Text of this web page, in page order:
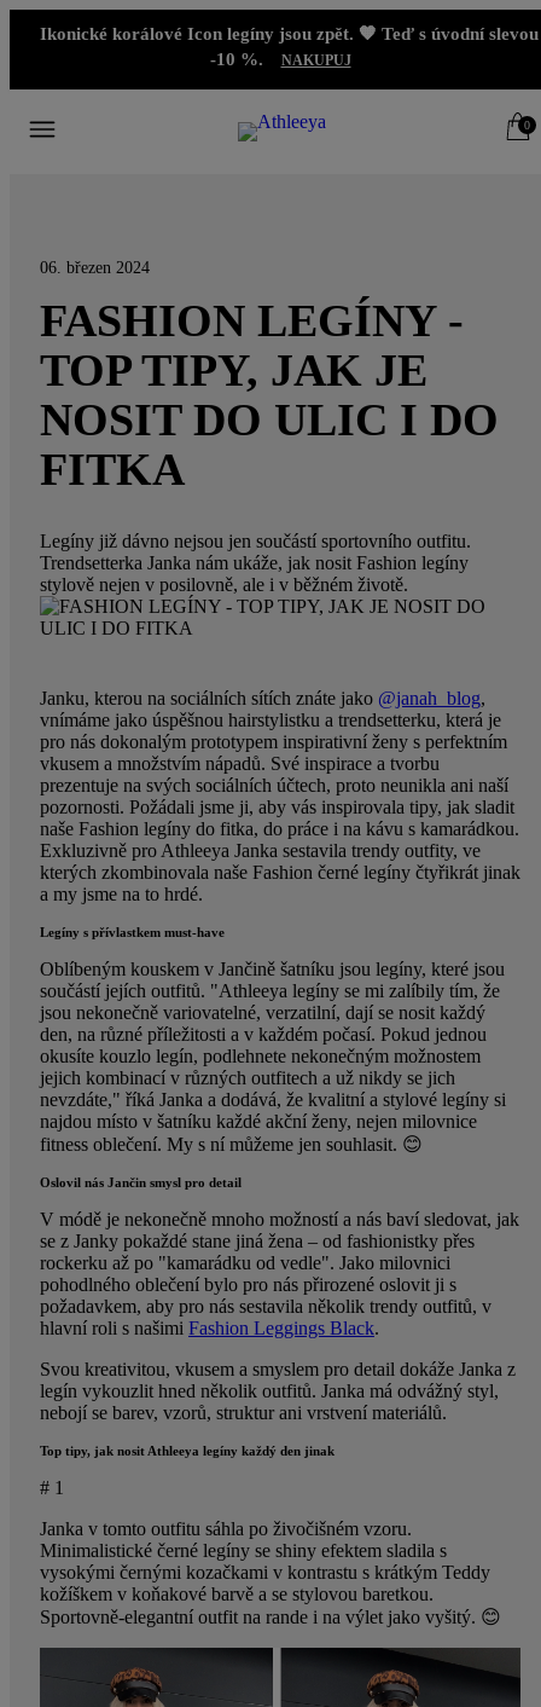
Ikonické korálové Icon legíny jsou zpět. 🧡 Teď s úvodní slevou
-10 %.
NAKUPUJ
0
06. březen 2024
FASHION LEGÍNY -
TOP TIPY, JAK JE
NOSIT DO ULIC I DO
FITKA
Legíny již dávno nejsou jen součástí sportovního outfitu.
Trendsetterka Janka nám ukáže, jak nosit Fashion legíny
stylově nejen v posilovně, ale i v běžném životě.
Janku, kterou na sociálních sítích znáte jako @janah_blog,
vnímáme jako úspěšnou hairstylistku a trendsetterku, která je
pro nás dokonalým prototypem inspirativní ženy s perfektním
vkusem a množstvím nápadů. Své inspirace a tvorbu
prezentuje na svých sociálních účtech, proto neunikla ani naší
pozornosti. Požádali jsme ji, aby vás inspirovala tipy, jak sladit
naše Fashion legíny do fitka, do práce i na kávu s kamarádkou.
Exkluzivně pro Athleeya Janka sestavila trendy outfity, ve
kterých zkombinovala naše Fashion černé legíny čtyřikrát jinak
a my jsme na to hrdé.
Legíny s přívlastkem must-have
Oblíbeným kouskem v Jančině šatníku jsou legíny, které jsou
součástí jejích outfitů. "Athleeya legíny se mi zalíbily tím, že
jsou nekonečně variovatelné, verzatilní, dají se nosit každý
den, na různé příležitosti a v každém počasí. Pokud jednou
okusíte kouzlo legín, podlehnete nekonečným možnostem
jejich kombinací v různých outfitech a už nikdy se jich
nevzdáte," říká Janka a dodává, že kvalitní a stylové legíny si
najdou místo v šatníku každé akční ženy, nejen milovnice
fitness oblečení. My s ní můžeme jen souhlasit. 😊
Oslovil nás Jančin smysl pro detail
V módě je nekonečně mnoho možností a nás baví sledovat, jak
se z Janky pokaždé stane jiná žena – od fashionistky přes
rockerku až po "kamarádku od vedle". Jako milovnici
pohodlného oblečení bylo pro nás přirozené oslovit ji s
požadavkem, aby pro nás sestavila několik trendy outfitů, v
hlavní roli s našimi Fashion Leggings Black.
Svou kreativitou, vkusem a smyslem pro detail dokáže Janka z
legín vykouzlit hned několik outfitů. Janka má odvážný styl,
nebojí se barev, vzorů, struktur ani vrstvení materiálů.
Top tipy, jak nosit Athleeya legíny každý den jinak
# 1
Janka v tomto outfitu sáhla po živočišném vzoru.
Minimalistické černé legíny se shiny efektem sladila s
vysokými černými kozačkami v kontrastu s krátkým Teddy
kožíškem v koňakové barvě a se stylovou baretkou.
Sportovně-elegantní outfit na rande i na výlet jako vyšitý. 😊